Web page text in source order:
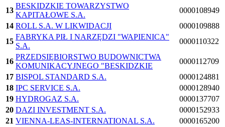
13
BESKIDZKIE TOWARZYSTWO
KAPITAŁOWE S.A.
0000108949
14 ROLL S.A. W LIKWIDACJI
0000109888
15
FABRYKA PIŁ I NARZĘDZI "WAPIENICA"
S.A.
0000110322
16
PRZEDSIĘBIORSTWO BUDOWNICTWA
KOMUNIKACYJNEGO "BESKIDZKIE
0000112709
17 BISPOL STANDARD S.A.
0000124881
18 IPC SERVICE S.A.
0000128940
19 HYDROGAZ S.A.
0000137707
20 DAZI INVESTMENT S.A.
0000152933
21 VIENNA-LEAS-INTERNATIONAL S.A.
0000165200